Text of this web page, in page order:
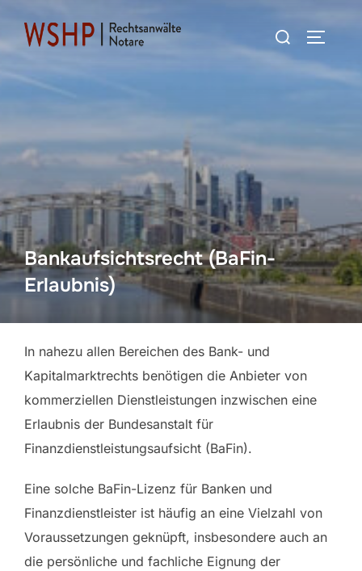
Inhalt
Suchen
nach:
Bankaufsichtsrecht (BaFin-
Erlaubnis)
In nahezu allen Bereichen des Bank- und
Kapitalmarktrechts benötigen die Anbieter von
kommerziellen Dienstleistungen inzwischen eine
Erlaubnis der Bundesanstalt für
Finanzdienstleistungsaufsicht (BaFin).
Eine solche BaFin-Lizenz für Banken und
Finanzdienstleister ist häufig an eine Vielzahl von
Voraussetzungen geknüpft, insbesondere auch an
die persönliche und fachliche Eignung der